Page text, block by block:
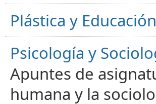
Plástica y
Psicología y
Apuntes de
humana y la